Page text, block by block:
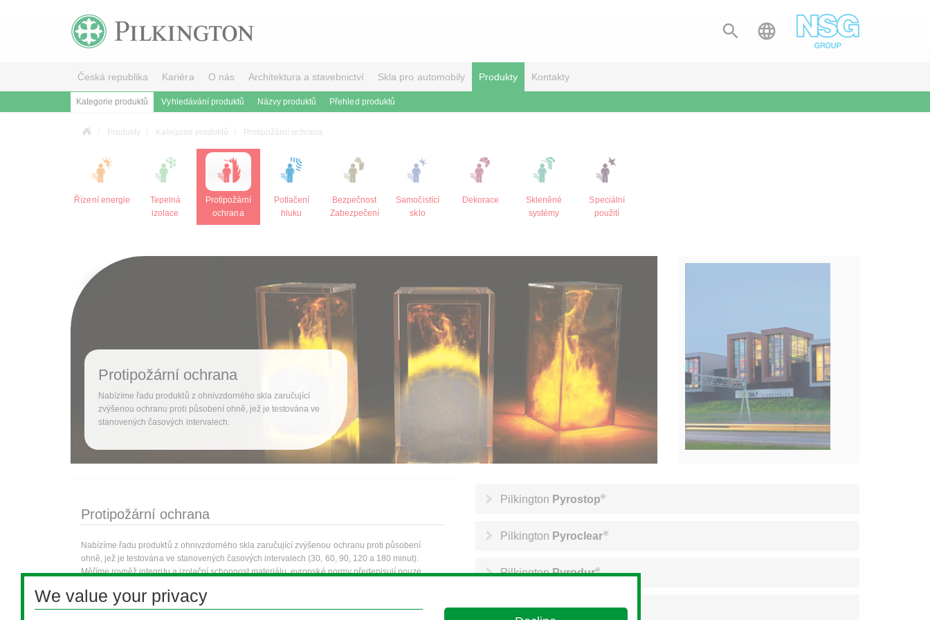
 
Česká republika Kariéra O nás Architektura a stavebnictví Skla pro automobily Produkty Kontakty
Kategorie produktů Vyhledávání produktů Názvy produktů Přehled produktů
Produkty Kategorie produktů Protipožární ochrana
Řízení energie
Tepelná
izolace
Protipožární
ochrana
Potlačení
hluku
Bezpečnost
Zabezpečení
Samočistící
sklo
Dekorace
Skleněné
systémy
Speciální
použití
Protipožární ochrana
Nabízíme řadu produktů z ohnivzdorného skla zaručující
zvýšenou ochranu proti působení ohně, jež je testována ve
stanovených časových intervalech.
Protipožární ochrana
Nabízíme řadu produktů z ohnivzdorného skla zaručující zvýšenou ochranu proti působení
ohně, jež je testována ve stanovených časových intervalech (30, 60, 90, 120 a 180 minut).
Měříme rovněž integritu a izolační schopnost materiálu, evropské normy předepisují pouze
Je třeba poznamenat, že ohnivzdorné sklo musí být vždy specifikováno jako součást
Pilkington Pyrostop®
Pilkington Pyroclear®
PilkingtonPyrodur®
PilkingtonPyroshield™2
We value your privacy